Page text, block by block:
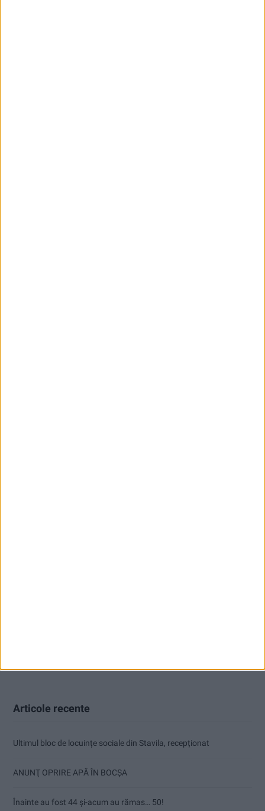
Articole recente
Ultimul bloc de locuințe sociale din Stavila, recepționat
ANUNŢ OPRIRE APĂ ÎN BOCȘA
Înainte au fost 44 și-acum au rămas… 50!